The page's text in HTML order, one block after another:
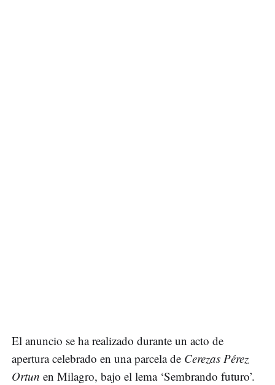
El anuncio se ha realizado durante un acto de
apertura celebrado en una parcela de Cerezas Pérez
Ortun en Milagro, bajo el lema ‘Sembrando futuro’.